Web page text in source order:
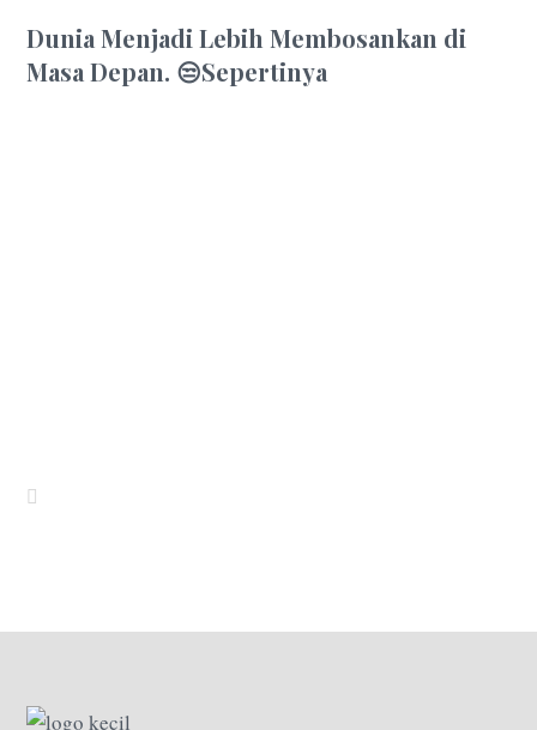
Dunia Menjadi Lebih Membosankan di
Masa Depan. 😒Sepertinya